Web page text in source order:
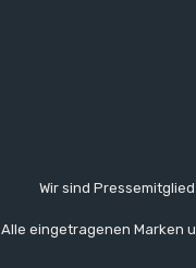
Wir sind
Alle eingetragenen Marken